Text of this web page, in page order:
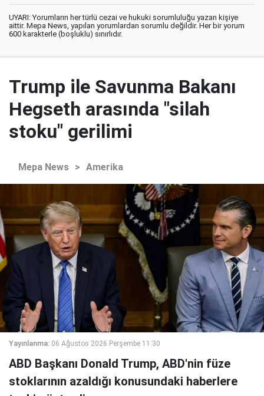
UYARI: Yorumların her türlü cezai ve hukuki sorumluluğu yazan kişiye
aittir. Mepa News, yapılan yorumlardan sorumlu değildir. Her bir yorum
600 karakterle (boşluklu) sınırlıdır.
Trump ile Savunma Bakanı
Hegseth arasında "silah
stoku" gerilimi
Mepa News > Amerika
Yayınlanma: 06 Ağustos 2026 Perşembe 11:30
ABD Başkanı Donald Trump, ABD'nin füze
stoklarının azaldığı konusundaki haberlere